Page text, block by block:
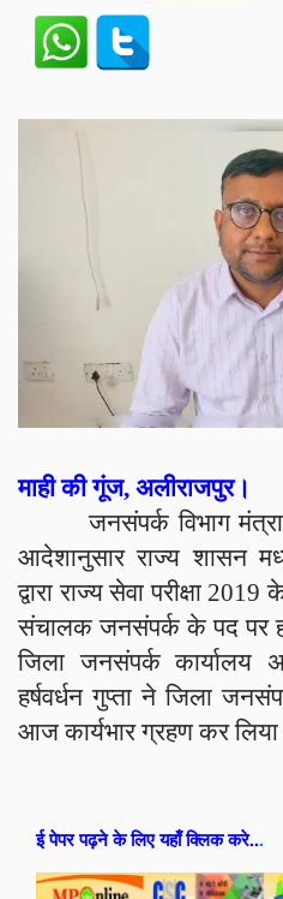
माही की गूंज, अलीराजपुर।
जनसंपर्क विभाग
आदेशानुसार राज्य शासन
द्वारा राज्य सेवा परीक्षा
संचालक जनसंपर्क के पद पर
जिला जनसंपर्क कार्यालय
हर्षवर्धन गुप्ता ने जिला
आज कार्यभार ग्रहण कर
ई पेपर पढ़ने के लिए यहाँ क्लिक करे...